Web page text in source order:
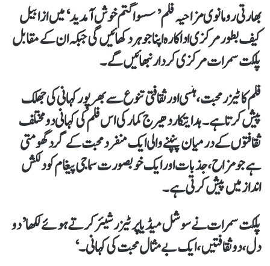
بھارتی رومانوی مزاحیہ فلم ’سسواگتم خوش آمدید‘ میں ازابیل
کیف بطور مرکزی اداکارہ اپنا جوہر دکھائیں گی جبکہ ان کے مقابل
پلکت سمرات مرکزی کردار نبھائیں گے۔
فلم کا ٹیزر محبت، ہنسی اور ثقافتی تنوع سے بھرپور کہانی کی جھلک
پیش کرتا ہے۔ہدایتکار دھیرج کمار کی اس فلم کی کہانی دو مختلف
ثقافتوں کے درمیان پنپنے والی ایک منفرد محبت کے گرد گھومتی
ہے جو مزاح، جذبات اور ایک خوبصورت سماجی پیغام کو دلکش
انداز میں پیش کرتی ہے۔
پلکت سمرات نے سوشل میڈیا پر ٹیزر شیئر کرتے ہوئے لکھا ’ دو
دل، دو ثقافتیں، ایک بے مثال محبت کی کہانی۔ ‘